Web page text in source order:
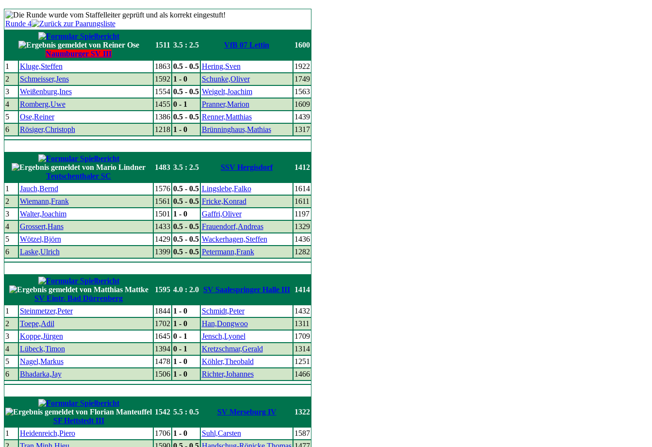
Runde 4
Naumburger SV III
1511 3.5 : 2.5 VfB 07 Lettin 1600
1 Kluge,Steffen 1863 0.5 - 0.5 Hering,Sven
1922
2
Schmeisser,Jens 1592 1 - 0 Schunke,Oliver
1749
3
Weißenburg,Ines 1554 0.5 - 0.5 Weigelt,Joachim
1563
4
Romberg,Uwe 1455 0 - 1 Pranner,Marion
1609
5
Ose,Reiner 1386 0.5 - 0.5 Renner,Matthias
1439
6
Rösiger,Christoph 1218 1 - 0 Brünninghaus,Mathias 1317
Teutschenthaler SC
1483 3.5 : 2.5 SSV Hergisdorf 1412
1 Jauch,Bernd 1576 0.5 - 0.5 Lingslebe,Falko
1614
2
Wiemann,Frank 1561 0.5 - 0.5 Fricke,Konrad
1611
3
Walter,Joachim 1501 1 - 0 Gaffri,Oliver
1197
4
Grossert,Hans 1433 0.5 - 0.5 Frauendorf,Andreas
1329
5
Wötzel,Björn 1429 0.5 - 0.5 Wackerhagen,Steffen
1436
6
Laske,Ulrich 1399 0.5 - 0.5 Petermann,Frank 1282
SV Eintr. Bad Dürrenberg
1595 4.0 : 2.0 SV Saalespringer Halle III 1414
1 Steinmetzer,Peter 1844 1 - 0 Schmidt,Peter
1432
2
Toepe,Adil 1702 1 - 0 Han,Dongwoo
1311
3
Koppe,Jürgen 1645 0 - 1 Jensch,Lyonel
1709
4
Lübeck,Timon 1394 0 - 1 Kretzschmar,Gerald
1314
5
Nagel,Markus 1478 1 - 0 Köhler,Theobald
1251
6
Bhadarka,Jay 1506 1 - 0 Richter,Johannes 1466
SF Hettstedt III
1542 5.5 : 0.5 SV Merseburg IV 1322
1 Heidenreich,Piero 1706 1 - 0 Suhl,Carsten
1587